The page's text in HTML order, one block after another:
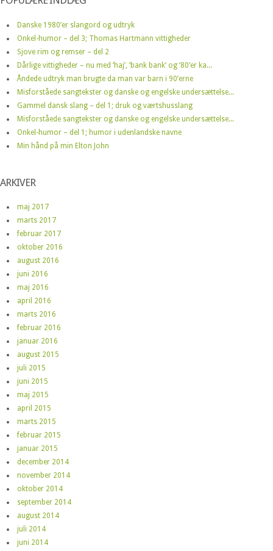
Danske 1980’er slangord og udtryk
Onkel-humor – del 3; Thomas Hartmann vittigheder
Sjove rim og remser – del 2
Dårlige vittigheder – nu med ‘haj’, ‘bank bank’ og ’80’er ka...
Åndede udtryk man brugte da man var barn i 90’erne
Misforståede sangtekster og danske og engelske undersættelse...
Gammel dansk slang – del 1; druk og værtshusslang
Misforståede sangtekster og danske og engelske undersættelse...
Onkel-humor – del 1; humor i udenlandske navne
Min hånd på min Elton John
ARKIVER
maj 2017
marts 2017
februar 2017
oktober 2016
august 2016
juni 2016
maj 2016
april 2016
marts 2016
februar 2016
januar 2016
august 2015
juli 2015
juni 2015
maj 2015
april 2015
marts 2015
februar 2015
januar 2015
december 2014
november 2014
oktober 2014
september 2014
august 2014
juli 2014
juni 2014